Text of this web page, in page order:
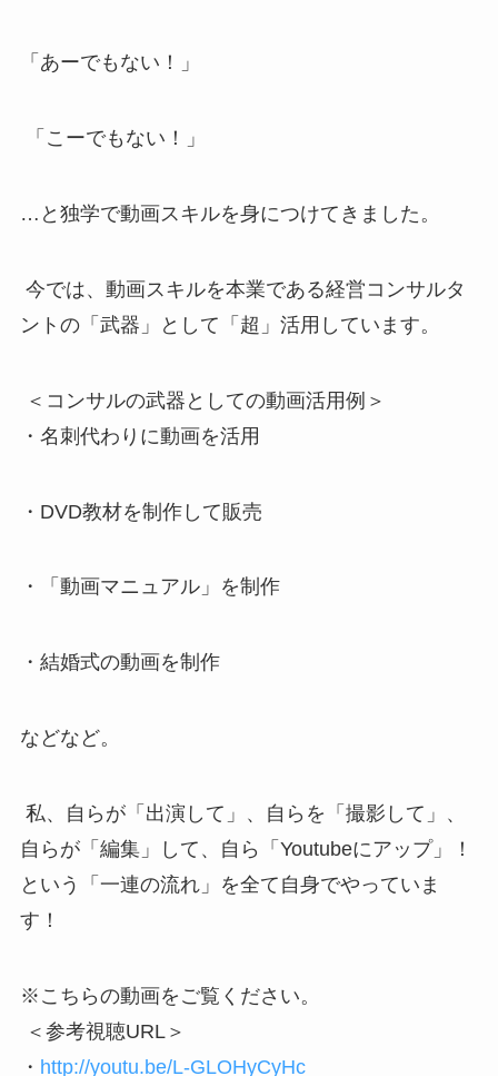
「あーでもない！」
「こーでもない！」
…と独学で動画スキルを身につけてきました。
今では、動画スキルを本業である経営コンサルタ
ントの「武器」として「超」活用しています。
＜コンサルの武器としての動画活用例＞
・名刺代わりに動画を活用
・DVD教材を制作して販売
・「動画マニュアル」を制作
・結婚式の動画を制作
などなど。
私、自らが「出演して」、自らを「撮影して」、
自らが「編集」して、自ら「Youtubeにアップ」！
という「一連の流れ」を全て自身でやっていま
す！
※こちらの動画をご覧ください。
＜参考視聴URL＞
・ http://youtu.be/L-GLOHyCyHc